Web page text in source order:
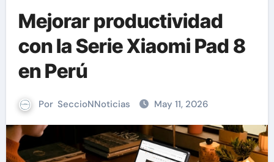
Mejorar productividad
con la Serie Xiaomi Pad 8
en Perú
Por SeccioNNoticias May 11, 2026